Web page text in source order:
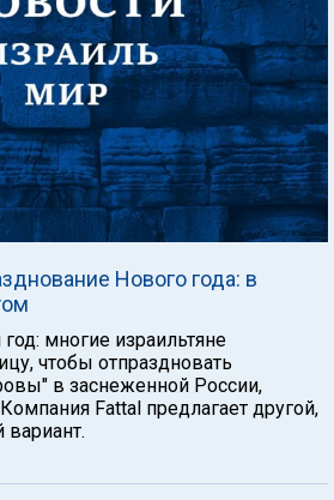
Нового года: в
многие израильтяне
чтобы отпраздновать
в заснеженной России,
Fattal предлагает другой,